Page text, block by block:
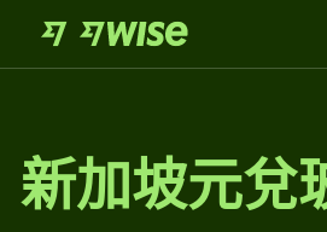
新加坡元兌